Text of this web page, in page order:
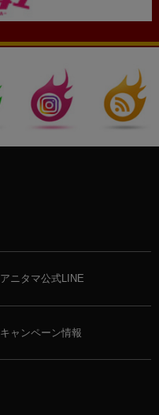
アニタマ公式LINE
キャンペーン情報